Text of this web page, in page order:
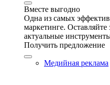
Вместе выгодно
Одна из самых
маркетинге.
актуальные
Получить предложение
Медийная реклама